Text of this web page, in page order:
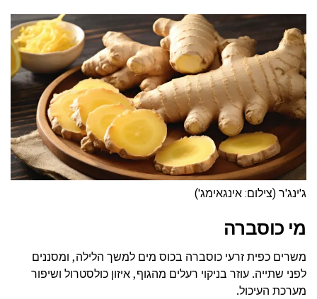
ג'ינג'ר (צילום: אינגאימג')
מי כוסברה
משרים כפית זרעי כוסברה בכוס מים למשך הלילה, ומסננים
לפני שתייה. עוזר בניקוי רעלים מהגוף, איזון כולסטרול ושיפור
מערכת העיכול.